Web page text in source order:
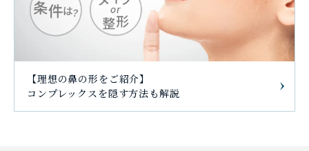
【理想の鼻の形をご紹介】
コンプレックスを隠す方法も解説